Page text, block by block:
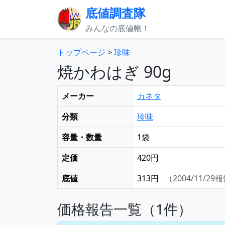
底値調査隊
みんなの底値帳！
トップページ >珍味
焼かわはぎ 90g
メーカー
カネタ
分類
珍味
容量・数量
1袋
定価
420円
底値
313円 （2004/11/29報
価格報告一覧（1件）